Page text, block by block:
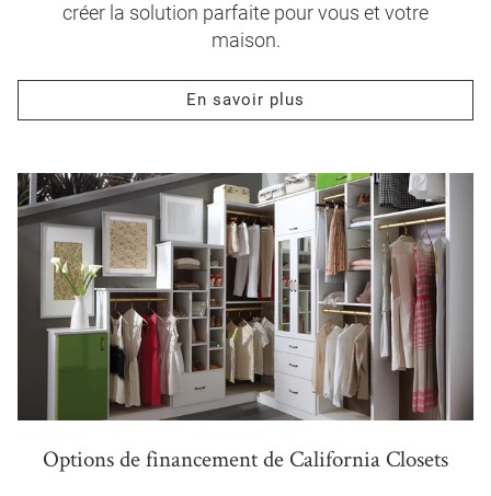
créer la solution parfaite pour vous et votre
maison.
En savoir plus
Options de financement de California Closets